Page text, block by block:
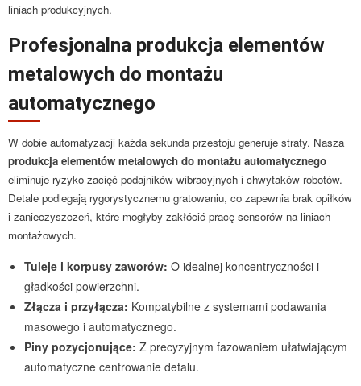
liniach produkcyjnych.
Profesjonalna produkcja elementów
metalowych do montażu
automatycznego
W dobie automatyzacji każda sekunda przestoju generuje straty. Nasza
produkcja elementów metalowych do montażu automatycznego
eliminuje ryzyko zacięć podajników wibracyjnych i chwytaków robotów.
Detale podlegają rygorystycznemu gratowaniu, co zapewnia brak opiłków
i zanieczyszczeń, które mogłyby zakłócić pracę sensorów na liniach
montażowych.
Tuleje i korpusy zaworów: O idealnej koncentryczności i
gładkości powierzchni.
Złącza i przyłącza: Kompatybilne z systemami podawania
masowego i automatycznego.
Piny pozycjonujące: Z precyzyjnym fazowaniem ułatwiającym
automatyczne centrowanie detalu.